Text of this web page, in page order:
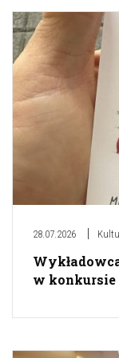
28.07.2026
w konkursie